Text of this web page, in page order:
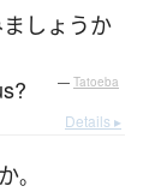
ましょうか
— Tatoeba
Details ▸
。